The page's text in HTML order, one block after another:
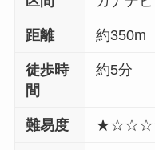
距離 約350m
徒歩時
間
約5分
難易度 ★☆☆☆☆